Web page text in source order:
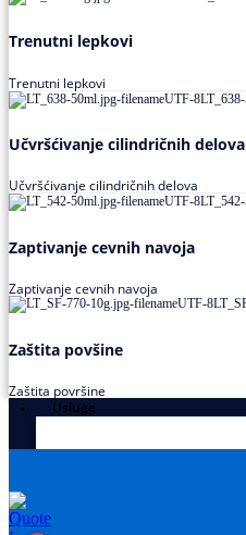
Trenutni lepkovi
Trenutni lepkovi
Učvršćivanje cilindričnih delova
Učvršćivanje cilindričnih delova
Zaptivanje cevnih navoja
Zaptivanje cevnih navoja
Zaštita povšine
Zaštita površine
Usluge